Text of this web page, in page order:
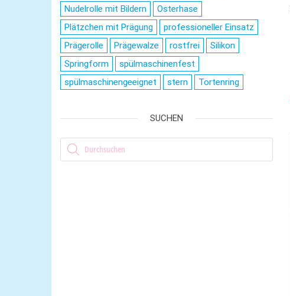
Nudelrolle mit Bildern
Osterhase
Plätzchen mit Prägung
professioneller Einsatz
Prägerolle
Prägewalze rostfrei
Silikon
Springform
spülmaschinenfest
spülmaschinengeeignet
stern Tortenring
SUCHEN
Products search